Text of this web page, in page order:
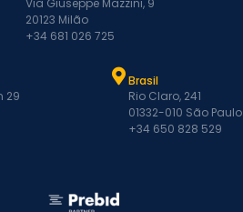
Via Giuseppe Mazzini, 9
20123 Milão
+34 681 026 725
29
Brasil
Rio Claro, 241
01332-010 São Paulo
+34 650 828 529